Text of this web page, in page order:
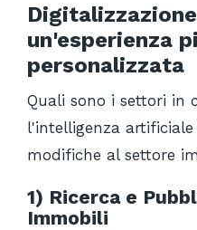
un'esperienza
personalizzata
Quali sono i settori in
l'intelligenza
modifiche al settore
1) Ricerca e
Immobili